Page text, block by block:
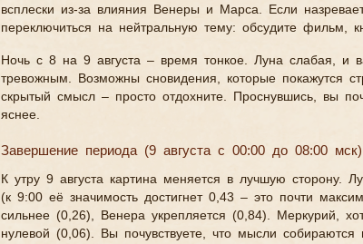
всплески из-за влияния Венеры и Марса. Если
переключиться на нейтральную тему: обсудите фильм,
Ночь с 8 на 9 августа – время тонкое. Луна слабая, и
тревожным. Возможны сновидения, которые покажутся
скрытый смысл – просто отдохните. Проснувшись, вы
яснее.
Завершение периода (9 августа с 00:00 до 08:00 мск)
К утру 9 августа картина меняется в лучшую сторону.
(к 9:00 её значимость достигнет 0,43 – это почти
сильнее (0,26), Венера укрепляется (0,84). Меркурий,
нулевой (0,06). Вы почувствуете, что мысли